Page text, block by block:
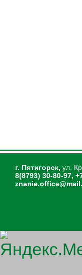
г. Пятигорск, ул.
8(8793) 30-80-97,